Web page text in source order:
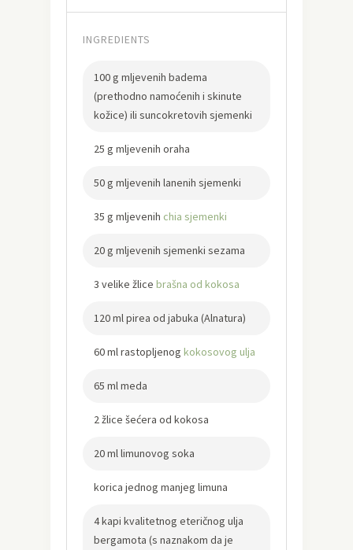
INGREDIENTS
100 g mljevenih badema
(prethodno namoćenih i skinute
kožice) ili suncokretovih sjemenki
25 g mljevenih oraha
50 g mljevenih lanenih sjemenki
35 g mljevenih chia sjemenki
20 g mljevenih sjemenki sezama
3 velike žlice brašna od kokosa
120 ml pirea od jabuka (Alnatura)
60 ml rastopljenog kokosovog ulja
65 ml meda
2 žlice šećera od kokosa
20 ml limunovog soka
korica jednog manjeg limuna
4 kapi kvalitetnog eteričnog ulja
bergamota (s naznakom da je